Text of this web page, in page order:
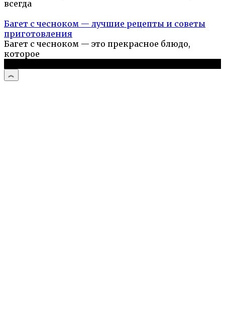
всегда
Багет с чесноком — лучшие рецепты и советы
приготовления
Багет с чесноком — это прекрасное блюдо,
которое